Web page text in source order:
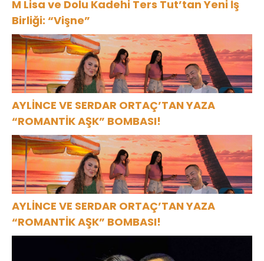
M Lisa ve Dolu Kadehi Ters Tut’tan Yeni İş
Birliği: “Vişne”
AYLİNCE VE SERDAR ORTAÇ’TAN YAZA
“ROMANTİK AŞK” BOMBASI!
AYLİNCE VE SERDAR ORTAÇ’TAN YAZA
“ROMANTİK AŞK” BOMBASI!